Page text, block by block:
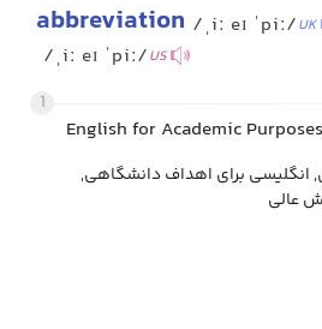
abbreviation /ˌiː eɪ ˈpiː/UK
/ˌiː eɪ ˈpiː/US
1
English for Academic Purposes
انگلیسی برای اهداف دانشگاهی,
عالی